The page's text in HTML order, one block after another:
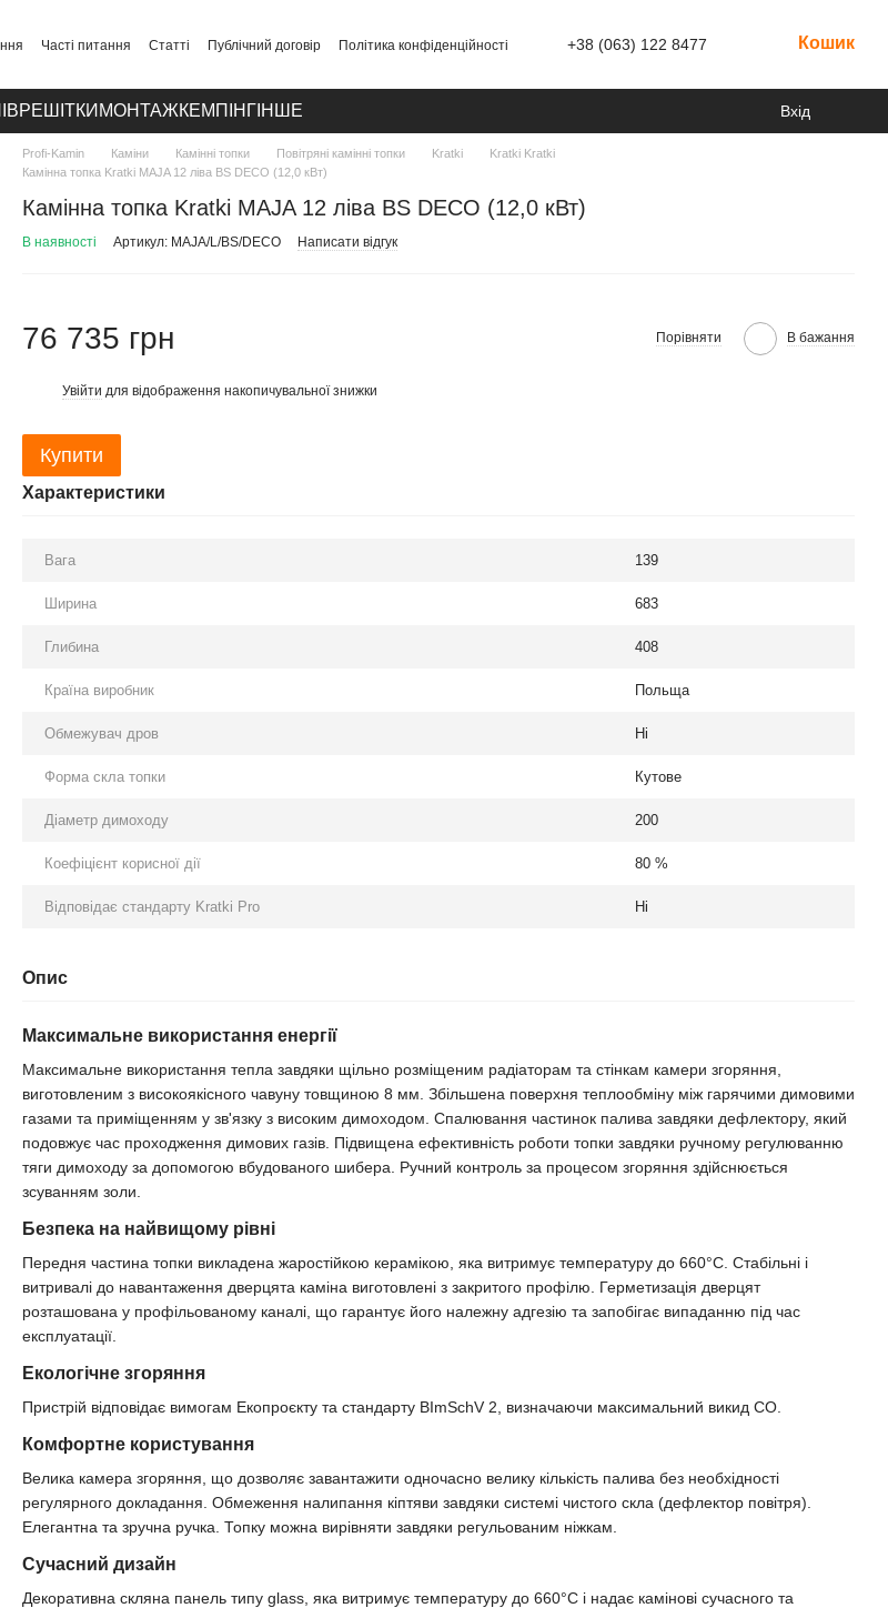
Часті питання Статті Публічний договір
Політика конфіденційності
+38 (063) 122 8477 Кошик
РЕШІТКИ МОНТАЖКЕМПІНГ ІНШЕ Вхід
Profi-Kamin Каміни Камінні топки Повітряні камінні топки Kratki
Kratki Kratki
Камінна топка Kratki MAJA 12 ліва BS DECO (12,0 кВт)
Камінна топка Kratki MAJA 12 ліва BS DECO (12,0 кВт)
В наявності Артикул: MAJA/L/BS/DECO Написати відгук
76 735 грн Порівняти В бажання
Увійти для відображення накопичувальної знижки
Купити
Характеристики
Вага 139
Ширина 683
Глибина 408
Країна виробник Польща
Обмежувач дров Ні
Форма скла топки Кутове
Діаметр димоходу 200
Коефіцієнт корисної дії 80 %
Відповідає стандарту Kratki Pro Ні
Опис
Максимальне використання енергії
Максимальне використання тепла завдяки щільно розміщеним радіаторам та стінкам камери згоряння,
виготовленим з високоякісного чавуну товщиною 8 мм. Збільшена поверхня теплообміну між гарячими димовими
газами та приміщенням у зв'язку з високим димоходом. Спалювання частинок палива завдяки дефлектору, який
подовжує час проходження димових газів. Підвищена ефективність роботи топки завдяки ручному регулюванню
тяги димоходу за допомогою вбудованого шибера. Ручний контроль за процесом згоряння здійснюється
зсуванням золи.
Безпека на найвищому рівні
Передня частина топки викладена жаростійкою керамікою, яка витримує температуру до 660°C. Стабільні і
витривалі до навантаження дверцята каміна виготовлені з закритого профілю. Герметизація дверцят
розташована у профільованому каналі, що гарантує його належну адгезію та запобігає випаданню під час
експлуатації.
Екологічне згоряння
Пристрій відповідає вимогам Екопроєкту та стандарту BImSchV 2, визначаючи максимальний викид CO.
Комфортне користування
Велика камера згоряння, що дозволяє завантажити одночасно велику кількість палива без необхідності
регулярного докладання. Обмеження налипання кіптяви завдяки системі чистого скла (дефлектор повітря).
Елегантна та зручна ручка. Топку можна вирівняти завдяки регульованим ніжкам.
Сучасний дизайн
Декоративна скляна панель типу glass, яка витримує температуру до 660°C і надає камінові сучасного та